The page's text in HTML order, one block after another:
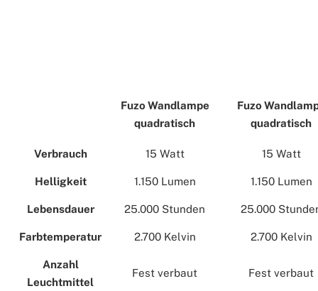
Fuzo Wandlampe
quadratisch
Fuzo
quadratisch
Verbrauch 15 Watt 15 Watt
Helligkeit 1.150 Lumen 1.150 Lumen
Lebensdauer 25.000 Stunden 25.000
Farbtemperatur 2.700 Kelvin 2.700 Kelvin
Anzahl
Leuchtmittel
Fest verbaut Fest verbaut